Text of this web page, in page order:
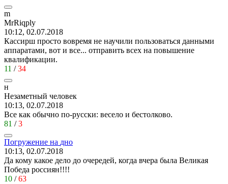
m
MrRiqply
10:12, 02.07.2018
Кассирш просто вовремя не научили пользоваться данными
аппаратами, вот и все... отправить всех на повышение
квалификации.
11 /34
н
Незаметный человек
10:13, 02.07.2018
Все как обычно по-русски: весело и бестолково.
81 /3
Погружение на дно
10:13, 02.07.2018
Да кому какое дело до очередей, когда вчера была Великая
Победа россиян!!!!
10 /63